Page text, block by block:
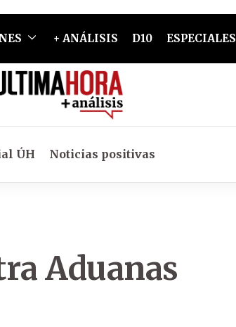
+ ANÁLISIS D10 ESPECIALES
ÚH Noticias positivas
Aduanas